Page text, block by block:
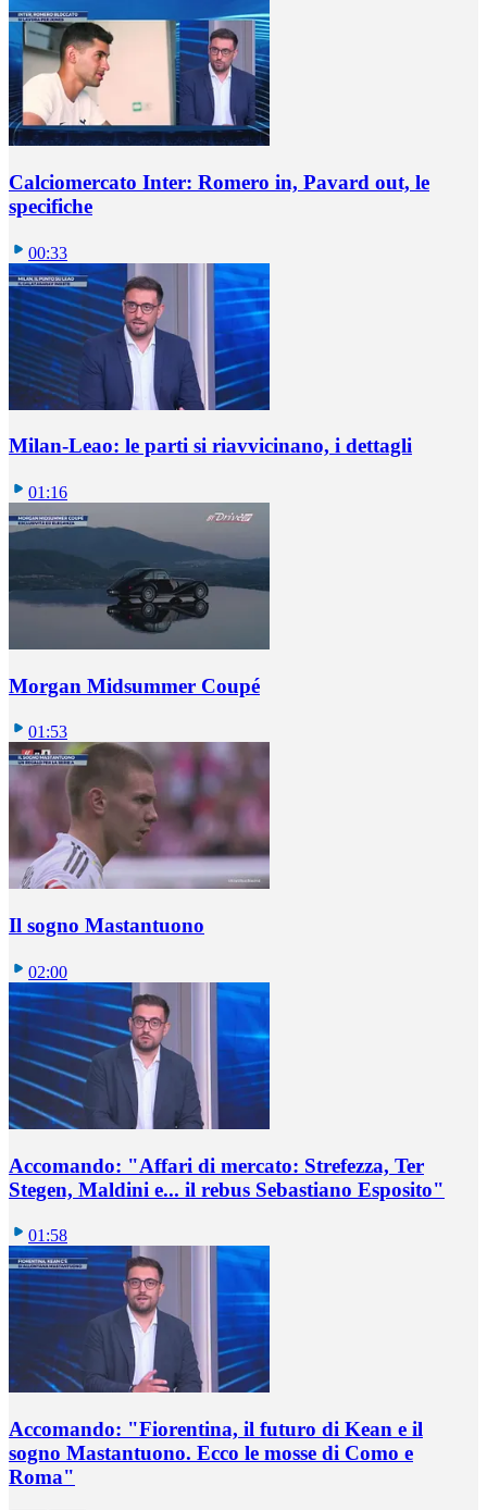
Calciomercato Inter: Romero in, Pavard out, le
specifiche
00:33
Milan-Leao: le parti si riavvicinano, i dettagli
01:16
Morgan Midsummer Coupé
01:53
Il sogno Mastantuono
02:00
Accomando: "Affari di mercato: Strefezza, Ter
Stegen, Maldini e... il rebus Sebastiano Esposito"
01:58
Accomando: "Fiorentina, il futuro di Kean e il
sogno Mastantuono. Ecco le mosse di Como e
Roma"